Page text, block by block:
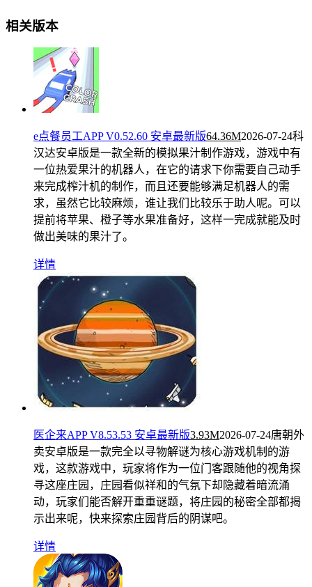
相关版本
e点餐员工APP V0.52.60 安卓最新版64.36M2026-07-24科
汉达安卓版是一款全新的模拟果汁制作游戏，游戏中有
一位热爱果汁的机器人，在它的请求下你需要自己动手
来完成榨汁机的制作，而且还要能够满足机器人的需
求，虽然它比较麻烦，谁让我们比较乐于助人呢。可以
提前将苹果、橙子等水果准备好，这样一完成就能及时
做出美味的果汁了。
详情
医企来APP V8.53.53 安卓最新版3.93M2026-07-24唐朝外
卖安卓版是一款完全以寻物解谜为核心游戏机制的游
戏，这款游戏中，玩家将作为一位门客跟随他的视角探
寻这座庄园，庄园看似祥和的气氛下却隐藏着暗流涌
动，玩家们能否解开重重谜题，将庄园的秘密全部都揭
示出来呢，快来探索庄园背后的阴谋吧。
详情